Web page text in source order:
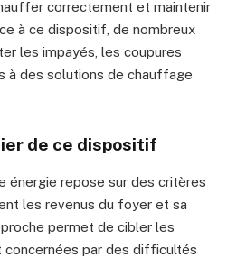
correctement et maintenir
à ce dispositif, de nombreux
les impayés, les coupures
à des solutions de chauffage
de ce dispositif
énergie repose sur des critères
les revenus du foyer et sa
permet de cibler les
concernées par des difficultés